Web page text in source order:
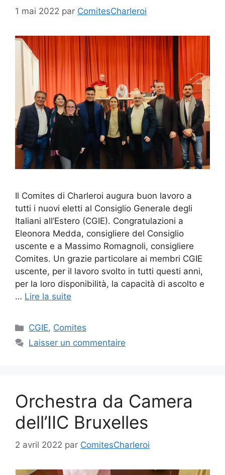
1 mai 2022 par ComitesCharleroi
Il Comites di Charleroi augura buon lavoro a
tutti i nuovi eletti al Consiglio Generale degli
Italiani all’Estero (CGIE). Congratulazioni a
Eleonora Medda, consigliere del Consiglio
uscente e a Massimo Romagnoli, consigliere
Comites. Un grazie particolare ai membri CGIE
uscente, per il lavoro svolto in tutti questi anni,
per la loro disponibilità, la capacità di ascolto e
… Lire la suite
Catégories
CGIE, Comites
Laisser un commentaire
Orchestra da Camera
dell’IIC Bruxelles
2 avril 2022 par ComitesCharleroi